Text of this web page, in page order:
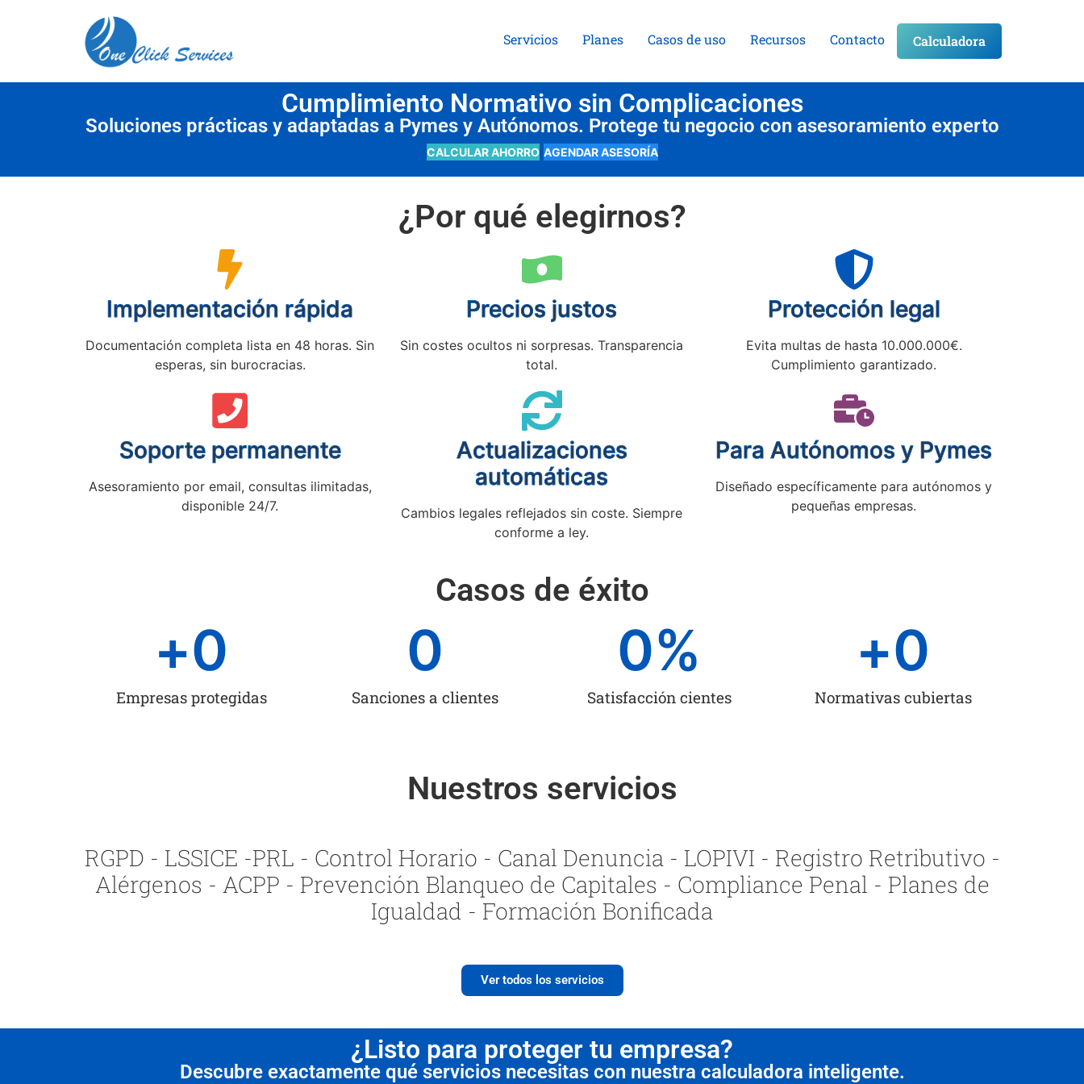
Servicios Planes Casos de uso Recursos Contacto Calculadora
Cumplimiento Normativo sin Complicaciones
Soluciones prácticas y adaptadas a Pymes y Autónomos. Protege tu negocio con asesoramiento experto
CALCULAR AHORRO AGENDAR ASESORÍA
¿Por qué elegirnos?
Implementación rápida
Documentación completa lista en 48 horas. Sin
esperas, sin burocracias.
Precios justos
Sin costes ocultos ni sorpresas. Transparencia
total.
Protección legal
Evita multas de hasta 10.000.000€.
Cumplimiento garantizado.
Soporte permanente
Asesoramiento por email, consultas ilimitadas,
disponible 24/7.
Actualizaciones
automáticas
Cambios legales reflejados sin coste. Siempre
conforme a ley.
Para Autónomos y Pymes
Diseñado específicamente para autónomos y
pequeñas empresas.
Casos de éxito
Empresas protegidas
+0
Sanciones a clientes
0
Satisfacción cientes
0%
Normativas cubiertas
+0
Nuestros servicios
RGPD - LSSICE -PRL - Control Horario - Canal Denuncia - LOPIVI - Registro Retributivo -
Alérgenos - ACPP - Prevención Blanqueo de Capitales - Compliance Penal - Planes de
Igualdad - Formación Bonificada
Ver todos los servicios
¿Listo para proteger tu empresa?
Descubre exactamente qué servicios necesitas con nuestra calculadora inteligente.